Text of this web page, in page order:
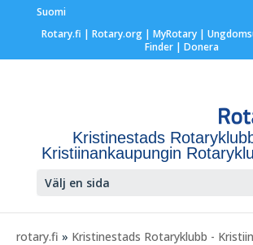
Suomi
Rotary.fi | Rotary.org| MyRotary |
Finder | Donera
Kristinestads
Kristiinankaupungin
Välj en sida
rotary.fi » Kristinestads Rotaryklubb -